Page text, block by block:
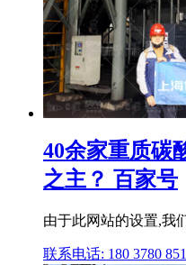
40余家重质碳
之主？ 百家号
由于此网站的设置,我
联系电话: 180 3780